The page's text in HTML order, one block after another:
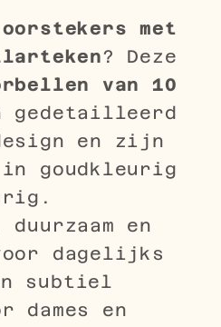
oorstekers met
? Deze
van 10
gedetailleerd
en zijn
goudkleurig
en
dagelijks
subtiel
dames en